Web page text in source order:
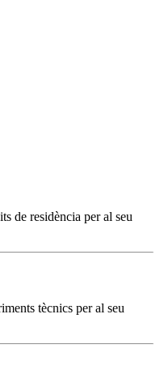
de residència per al seu
tècnics per al seu